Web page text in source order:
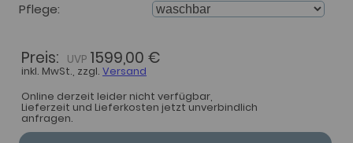
Pflege
Preis: 1599,00 €
inkl. MwSt., zzgl. Versand
Online derzeit leider nicht verfügbar,
Lieferzeit und Lieferkosten jetzt unverbindlich
anfragen.